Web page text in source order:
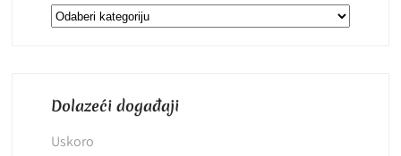
Kategorije
Dolazeći događaji
Uskoro